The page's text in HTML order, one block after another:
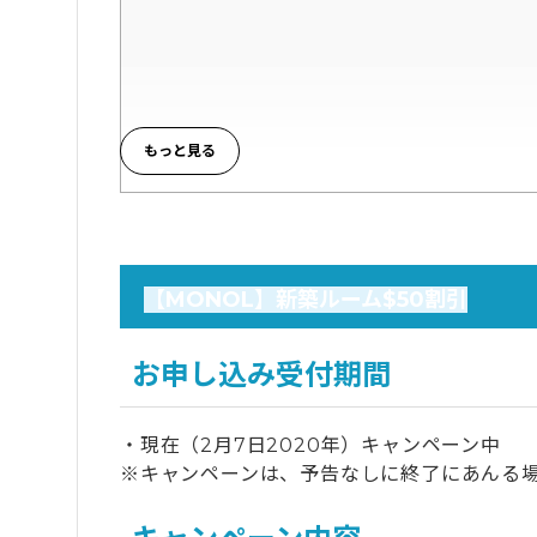
【MONOL】新築ルーム$50割引
お申し込み受付期間
・現在（2月7日2020年）キャンペーン中
※キャンペーンは、予告なしに終了にあんる